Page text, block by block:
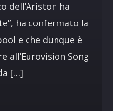
dell’Ariston ha
ha confermato la
e che dunque è
all’Eurovision Song
[…]